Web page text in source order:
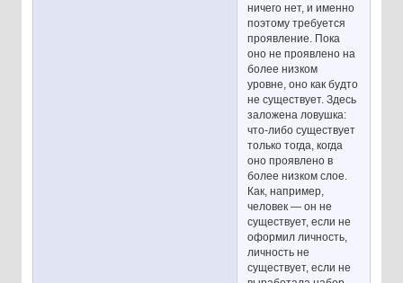
ничего нет, и именно
поэтому требуется
проявление. Пока
оно не проявлено на
более низком
уровне, оно как будто
не существует. Здесь
заложена ловушка:
что-либо существует
только тогда, когда
оно проявлено в
более низком слое.
Как, например,
человек — он не
существует, если не
оформил личность,
личность не
существует, если не